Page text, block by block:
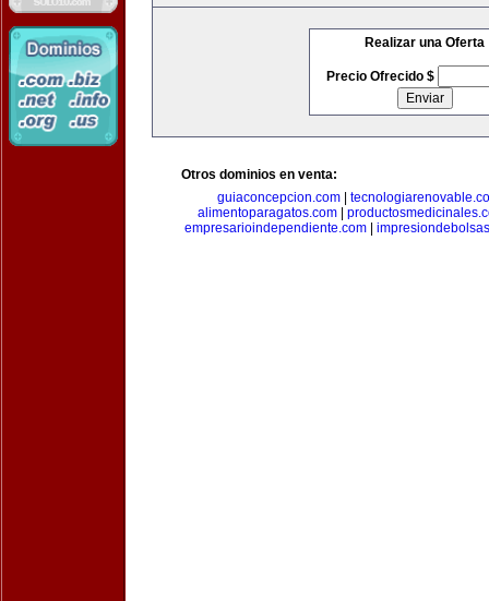
Realizar una Oferta
Precio Ofrecido $
Otros dominios en venta:
guiaconcepcion.com|
alimentoparagatos.com
empresarioindependiente.com